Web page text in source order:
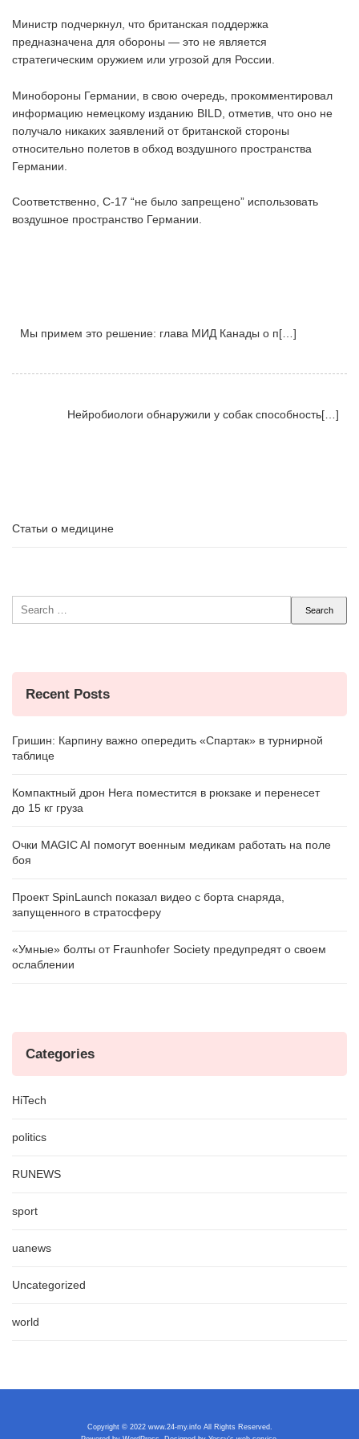
Министр подчеркнул, что британская поддержка
предназначена для обороны — это не является
стратегическим оружием или угрозой для России.
Минобороны Германии, в свою очередь, прокомментировал
информацию немецкому изданию BILD, отметив, что оно не
получало никаких заявлений от британской стороны
относительно полетов в обход воздушного пространства
Германии.
Соответственно, С-17 “не было запрещено” использовать
воздушное пространство Германии.
Мы примем это решение: глава МИД Канады о п[…]
Нейробиологи обнаружили у собак способность[…]
Статьи о медицине
Search
for:
Recent Posts
Гришин: Карпину важно опередить «Спартак» в турнирной
таблице
Компактный дрон Hera поместится в рюкзаке и перенесет
до 15 кг груза
Очки MAGIC AI помогут военным медикам работать на поле
боя
Проект SpinLaunch показал видео с борта снаряда,
запущенного в стратосферу
«Умные» болты от Fraunhofer Society предупредят о своем
ослаблении
Categories
HiTech
politics
RUNEWS
sport
uanews
Uncategorized
world
Copyright © 2022 www.24-my.info All Rights Reserved.